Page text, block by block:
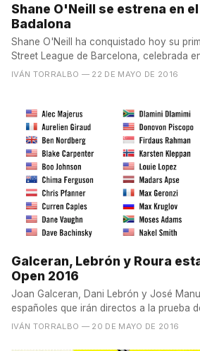
Shane O'Neill se estrena en
Badalona
Shane O'Neill ha conquistado hoy su
Street League de Barcelona, celebrada
IVÁN TORRALBO — 22 DE MAYO DE 2016
Galceran, Lebrón y Roura
Open 2016
Joan Galceran, Dani Lebrón y José
españoles que irán directos a la prueba
IVÁN TORRALBO — 20 DE MAYO DE 2016